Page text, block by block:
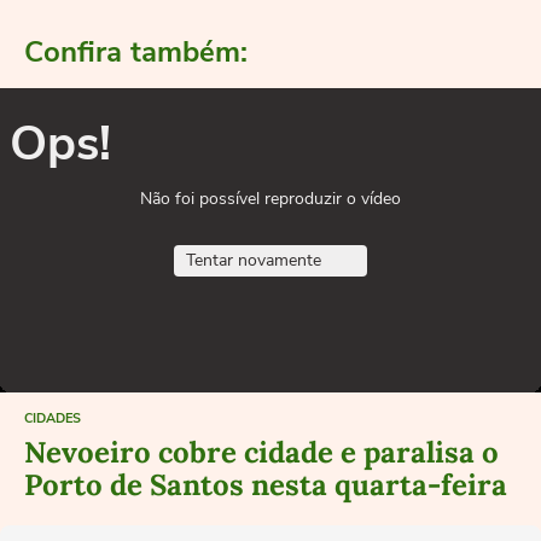
Confira também:
Ops!
Não foi possível reproduzir o vídeo
Tentar novamente
CIDADES
Nevoeiro cobre cidade e paralisa o
Porto de Santos nesta quarta-feira